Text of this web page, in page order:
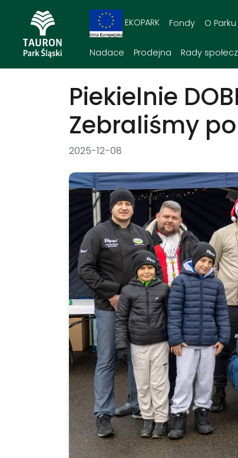
EKOPARK Fondy O Parku
Nadace Prodejna Rady
Piekielnie
Zebraliśmy
2025-12-08